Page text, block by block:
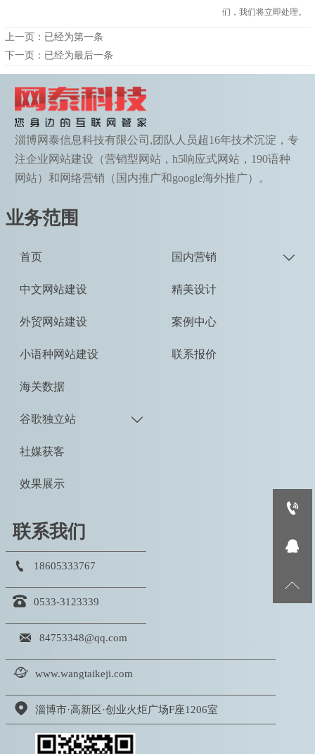
们，我们将立即处理。
上一页：已经为第一条
下一页：已经为最后一条
淄博网泰信息科技有限公司,团队人员超16年技术沉淀，专
注企业网站建设（营销型网站，h5响应式网站，190语种
网站）和网络营销（国内推广和google海外推广）。
业务范围
首页
中文网站建设
外贸网站建设
小语种网站建设
海关数据
谷歌独立站 
社媒获客
效果展示
国内营销 
精美设计
案例中心
联系报价
联系我们
 18605333767
 0533-3123339
 84753348@qq.com
 www.wangtaikeji.com
 淄博市·高新区·创业火炬广场F座1206室


